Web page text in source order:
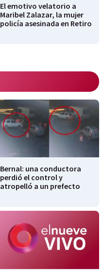
El emotivo velatorio a
Maribel Zalazar, la mujer
policía asesinada en Retiro
Bernal: una conductora
perdió el control y
atropelló a un prefecto